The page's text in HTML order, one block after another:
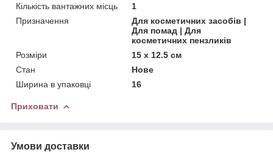
Кількість вантажних місць
1
Призначення
Для косметичних засобів |
Для помад | Для
косметичних пензликів
Розміри
15 х 12.5 см
Стан
Нове
Ширина в упаковці
16
Приховати
Умови доставки